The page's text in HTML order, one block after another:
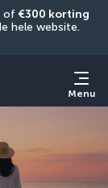
of €300 korting
Menu